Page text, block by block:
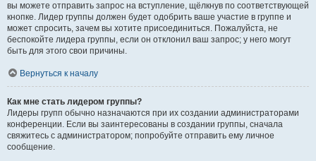
вы можете отправить запрос на вступление, щёлкнув по соответствующей
кнопке. Лидер группы должен будет одобрить ваше участие в группе и
может спросить, зачем вы хотите присоединиться. Пожалуйста, не
беспокойте лидера группы, если он отклонил ваш запрос; у него могут
быть для этого свои причины.
Вернуться к началу
Как мне стать лидером группы?
Лидеры групп обычно назначаются при их создании администраторами
конференции. Если вы заинтересованы в создании группы, сначала
свяжитесь с администратором; попробуйте отправить ему личное
сообщение.